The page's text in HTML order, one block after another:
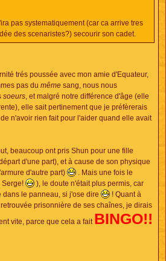
pas systematiquement (car ca arrive tres
des scenaristes?) secourir son cadet.
trés poussée avec mon amie d'Equateur,
pas du même sang, nous nous
soeurs , et malgré notre différence d'âge (elle
elle sait pertinement que je préfèrerais
n'avoir rien fait pour l'aider quand elle avait
beaucoup ont pris Shun pour une fille
d'une part), et à cause de son physique
d'autre part)
. Mais une fois le
Serge!
), le doute n'était plus permis, car
dans le panneau, si j'ose dire
! Quant à
prisonnière de ses chaînes, je dirais
vite, parce que cela a fait BINGO!!